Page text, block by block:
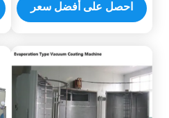
احصل على أفضل سعر